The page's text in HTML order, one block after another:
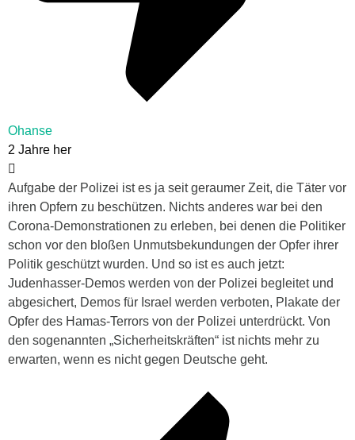
Ohanse
2 Jahre her
Aufgabe der Polizei ist es ja seit geraumer Zeit, die Täter vor
ihren Opfern zu beschützen. Nichts anderes war bei den
Corona-Demonstrationen zu erleben, bei denen die Politiker
schon vor den bloßen Unmutsbekundungen der Opfer ihrer
Politik geschützt wurden. Und so ist es auch jetzt:
Judenhasser-Demos werden von der Polizei begleitet und
abgesichert, Demos für Israel werden verboten, Plakate der
Opfer des Hamas-Terrors von der Polizei unterdrückt. Von
den sogenannten „Sicherheitskräften“ ist nichts mehr zu
erwarten, wenn es nicht gegen Deutsche geht.